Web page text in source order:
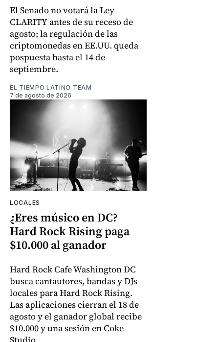
El Senado no votará la Ley
CLARITY antes de su receso de
agosto; la regulación de las
criptomonedas en EE.UU. queda
pospuesta hasta el 14 de
septiembre.
EL TIEMPO LATINO TEAM
7 de agosto de 2026
LOCALES
¿Eres músico en DC?
Hard Rock Rising paga
$10.000 al ganador
Hard Rock Cafe Washington DC
busca cantautores, bandas y DJs
locales para Hard Rock Rising.
Las aplicaciones cierran el 18 de
agosto y el ganador global recibe
$10.000 y una sesión en Coke